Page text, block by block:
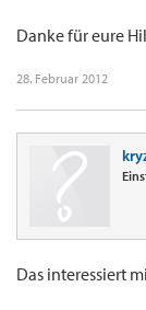
Danke für eure
28. Februar 2012
Das interessiert